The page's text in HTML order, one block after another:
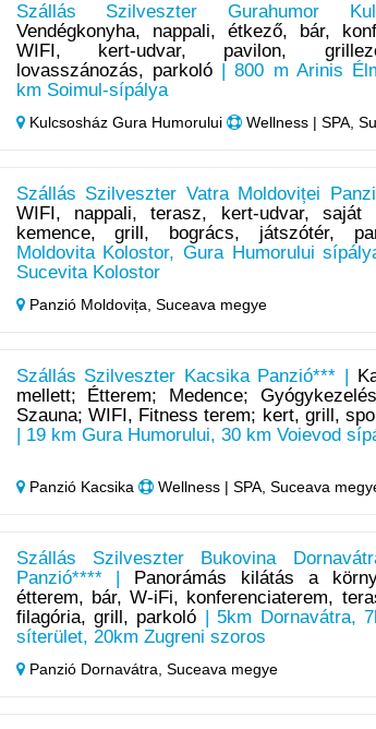
Szállás Szilveszter Gurahumor
Vendégkonyha, nappali, étkező, bár,
WIFI, kert-udvar, pavilon,
lovasszánozás, parkoló| 800 m Arinis
km Soimul-sípálya
Kulcsosház Gura Humorului Wellness | SPA,
Szállás Szilveszter Vatra Moldoviței
WIFI, nappali, terasz, kert-udvar, saját
kemence, grill, bogrács, játszótér,
Moldovita Kolostor, Gura Humorului
Sucevita Kolostor
Panzió Moldovița, Suceava megye
Szállás Szilveszter Kacsika Panzió*** |
mellett; Étterem; Medence;
Szauna; WIFI, Fitness terem; kert, grill,
| 19 km Gura Humorului, 30 km Voievod
Panzió Kacsika Wellness | SPA, Suceava
Szállás Szilveszter Bukovina
Panzió**** |
Panorámás kilátás a
étterem, bár, W-iFi, konferenciaterem,
filagória, grill, parkoló | 5km Dornavátra,
síterület, 20km Zugreni szoros
Panzió Dornavátra, Suceava megye